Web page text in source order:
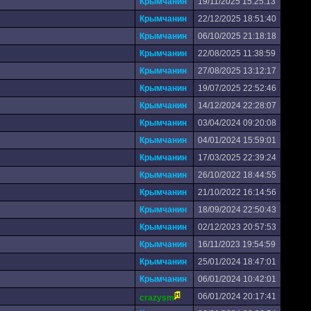
Крымчанин
22/12/2025 18:51:40
Крымчанин
06/10/2025 21:18:18
Крымчанин
22/08/2025 11:38:59
Крымчанин
27/08/2025 13:12:17
Крымчанин
19/07/2025 22:52:46
Крымчанин
14/12/2024 22:28:07
Крымчанин
03/04/2024 09:20:08
Крымчанин
04/01/2024 15:59:01
Крымчанин
17/03/2025 22:39:24
Крымчанин
26/10/2022 18:44:55
Крымчанин
21/10/2022 16:14:56
Крымчанин
18/09/2024 22:50:43
Крымчанин
02/12/2023 20:57:53
Крымчанин
16/11/2023 19:54:59
Крымчанин
25/01/2024 18:47:01
Крымчанин
06/01/2024 10:42:01
crazysm
06/01/2024 20:17:41